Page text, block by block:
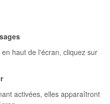
haut de l'écran, cliquez sur
activées, elles apparaîtront